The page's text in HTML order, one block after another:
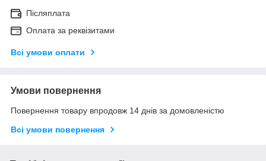
Післяплата
Оплата за реквізитами
Всі умови оплати
Умови повернення
Повернення товару впродовж 14 днів за домовленістю
Всі умови повернення